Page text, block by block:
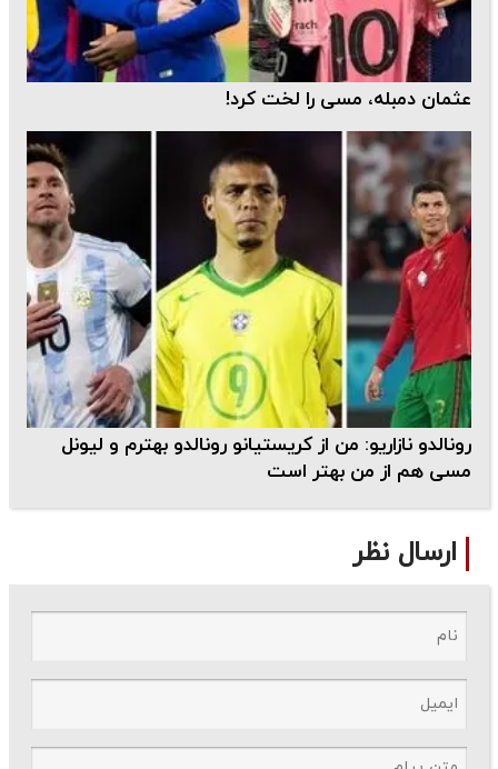
عثمان دمبله، مسی را لخت کرد!
رونالدو نازاریو: من از کریستیانو رونالدو بهترم و لیونل
مسی هم از من بهتر است
ارسال نظر